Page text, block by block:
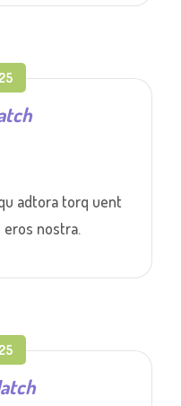
adtora torq uent
eros nostra.